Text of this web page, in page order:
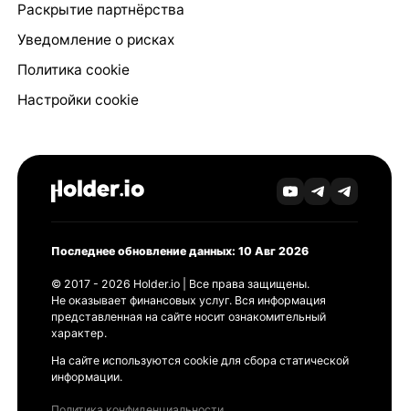
Раскрытие партнёрства
Уведомление о рисках
Политика cookie
Настройки cookie
Последнее обновление данных: 10 Авг 2026
© 2017 - 2026 Holder.io | Все права защищены.
Не оказывает финансовых услуг. Вся информация
представленная на сайте носит ознакомительный
характер.
На сайте используются cookie для сбора статической
информации.